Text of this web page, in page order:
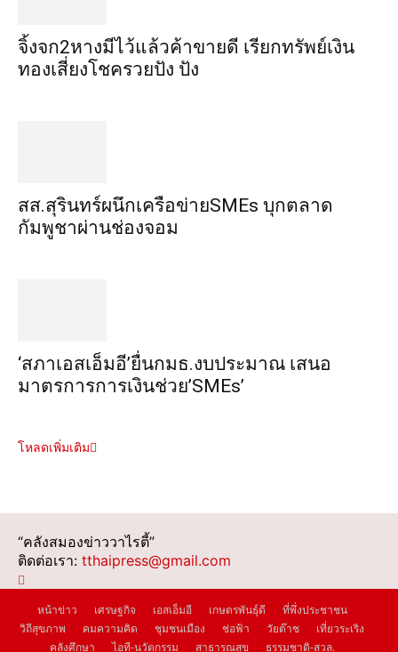
จิ้งจก​2​หาง​มีไว้แล้ว​ค้าขาย​ดี​ เรียก​ทรัพย์เงิน
ทอง​เสี่ยงโชค​รวยปัง​ ปัง​
สส.สุรินทร์ผนึกเครือข่ายSMEs บุกตลาด
กัมพูชาผ่านช่องจอม
‘สภาเอสเอ็มอี’ยื่นกมธ.งบประมาณ เสนอ
มาตรการการเงินช่วย’SMEs’
โหลดเพิ่มเติม
“คลังสมองข่าววาไรตี้”
ติดต่อเรา: tthaipress@gmail.com
หน้าข่าว เศรษฐกิจ เอสเอ็มอี เกษตรพันธุ์ดี
ที่พึ่งประชาชน
วิถีสุขภาพ
คมความคิด ชุมชนเมือง ช่อฟ้า วัยต๊าช
เที่ยวระเริง
คลังศึกษา
ไอที-นวัตกรรม สาธารณสุข ธรรมชาติ-สวล.